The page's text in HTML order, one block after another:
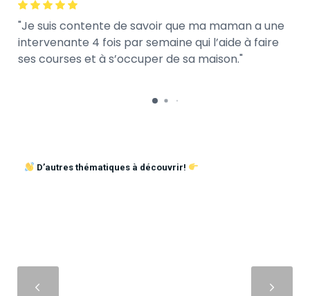
Je suis contente de savoir que ma maman a une
intervenante 4 fois par semaine qui l’aide à faire
ses courses et à s’occuper de sa maison.
D’autres thématiques à découvrir!